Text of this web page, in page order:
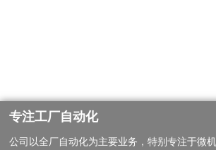
专注工厂自动化
公司以全厂自动化为主要业务，特别专注于微